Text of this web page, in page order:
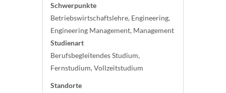
Schwerpunkte
Betriebswirtschaftslehre, Engineering,
Engineering Management, Management
Studienart
Berufsbegleitendes Studium,
Fernstudium, Vollzeitstudium
Standorte